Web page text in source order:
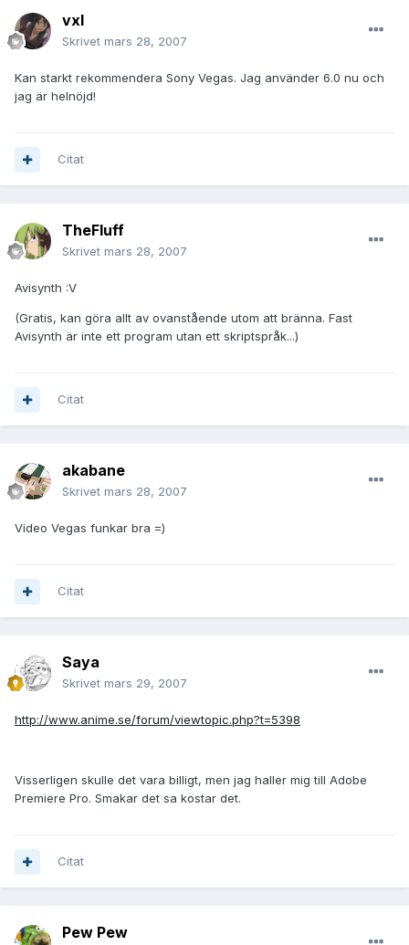
vxl
Skrivet mars 28, 2007
Kan starkt rekommendera Sony Vegas. Jag använder 6.0 nu och
jag är helnöjd!
Citat
TheFluff
Skrivet mars 28, 2007
Avisynth :V
(Gratis, kan göra allt av ovanstående utom att bränna. Fast
Avisynth är inte ett program utan ett skriptspråk...)
Citat
akabane
Skrivet mars 28, 2007
Video Vegas funkar bra =)
Citat
Saya
Skrivet mars 29, 2007
http://www.anime.se/forum/viewtopic.php?t=5398
Visserligen skulle det vara billigt, men jag haller mig till Adobe
Premiere Pro. Smakar det sa kostar det.
Citat
Pew Pew